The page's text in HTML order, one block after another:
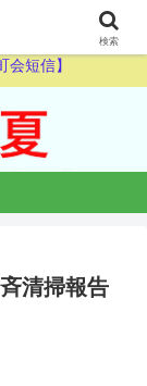
当番医】
会短信】
清掃報告
検索